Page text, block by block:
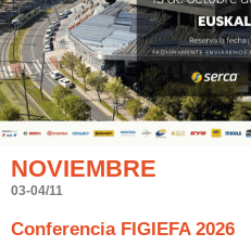
NOVIEMBRE
03-04/11
Conferencia FIGIEFA 2026